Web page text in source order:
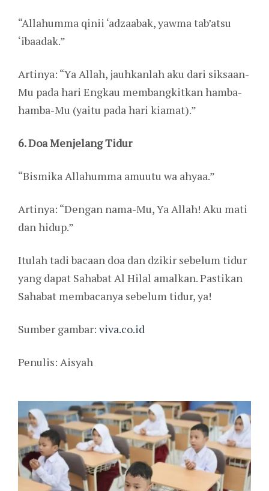
“Allahumma qinii ‘adzaabak, yawma tab’atsu
‘ibaadak.”
Artinya: “Ya Allah, jauhkanlah aku dari siksaan-
Mu pada hari Engkau membangkitkan hamba-
hamba-Mu (yaitu pada hari kiamat).”
6. Doa Menjelang Tidur
“Bismika Allahumma amuutu wa ahyaa.”
Artinya: “Dengan nama-Mu, Ya Allah! Aku mati
dan hidup.”
Itulah tadi bacaan doa dan dzikir sebelum tidur
yang dapat Sahabat Al Hilal amalkan. Pastikan
Sahabat membacanya sebelum tidur, ya!
Sumber gambar: viva.co.id
Penulis: Aisyah